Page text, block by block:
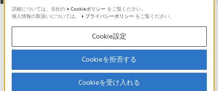
製品に関する重要なお知らせ
お知らせ
製品に関する重要なお知らせ
重要なお知らせ一覧
詳細については、当社の
Cookieポリシー をご覧ください。
個人情報の取扱いについては、
プライバシーポリシー をご覧ください。
Cookie設定
Cookieを拒否する
Cookieを受け入れる